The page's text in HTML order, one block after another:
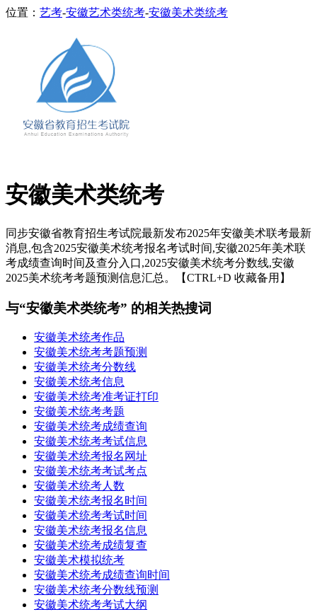
位置： 艺考-安徽艺术类统考-安徽美术类统考
安徽美术类统考
同步安徽省教育招生考试院最新发布2025年安徽美术联考最新
消息,包含2025安徽美术统考报名考试时间,安徽2025年美术联
考成绩查询时间及查分入口,2025安徽美术统考分数线,安徽
2025美术统考考题预测信息汇总。【CTRL+D 收藏备用】
与“安徽美术类统考” 的相关热搜词
安徽美术统考作品
安徽美术统考考题预测
安徽美术统考分数线
安徽美术统考信息
安徽美术统考准考证打印
安徽美术统考考题
安徽美术统考成绩查询
安徽美术统考考试信息
安徽美术统考报名网址
安徽美术统考考试考点
安徽美术统考人数
安徽美术统考报名时间
安徽美术统考考试时间
安徽美术统考报名信息
安徽美术统考成绩复查
安徽美术模拟统考
安徽美术统考成绩查询时间
安徽美术统考分数线预测
安徽美术统考考试大纲